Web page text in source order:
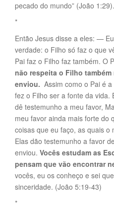
pecado do mundo” (João 1:29).
*
Então Jesus disse a eles: —
verdade: o Filho só faz o que
Pai faz o Filho faz também. O
não respeita o Filho
enviou. Assim como o Pai é
fez o Filho ser a fonte da vida.
dê testemunho a meu favor,
meu favor ainda mais forte do
coisas que eu faço, as quais o
Elas dão testemunho a favor
enviou. Vocês estudam as
pensam que vão encontrar
vocês, eu os conheço e sei
sinceridade. (João 5:19-43)
*